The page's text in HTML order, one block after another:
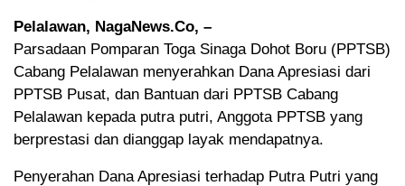
Pelalawan, NagaNews.Co, –
Parsadaan Pomparan Toga Sinaga Dohot Boru (PPTSB)
Cabang Pelalawan menyerahkan Dana Apresiasi dari
PPTSB Pusat, dan Bantuan dari PPTSB Cabang
Pelalawan kepada putra putri, Anggota PPTSB yang
berprestasi dan dianggap layak mendapatnya.
Penyerahan Dana Apresiasi terhadap Putra Putri yang